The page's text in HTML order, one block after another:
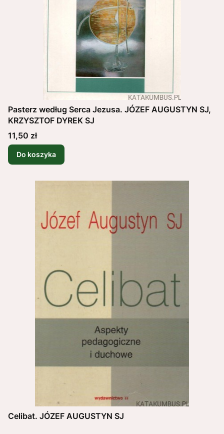
Pasterz według Serca Jezusa. JÓZEF AUGUSTYN SJ,
KRZYSZTOF DYREK SJ
Cena
11,50 zł
Do koszyka
Celibat. JÓZEF AUGUSTYN SJ